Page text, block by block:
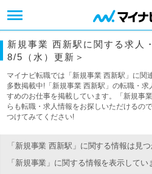
新規事業 西新駅に関する求人
8/5（水）更新＞
マイナビ転職では「新規事業 西新駅」に関
多数掲載中!「新規事業 西新駅」の転職・
すめのお仕事を掲載しています。「新規事
らも転職・求人情報をお探しいただけるの
つけてみてください!
「新規事業 西新駅」に関する情報は見つ
「新規事業」に関する情報を表示してい